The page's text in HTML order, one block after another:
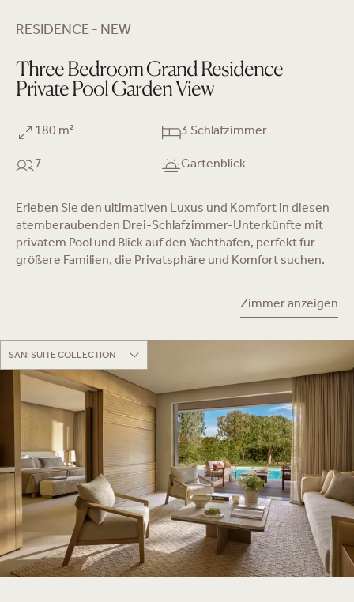
RESIDENCE - NEW
Three Bedroom Grand Residence
Private Pool Garden View
180 m²
7
3 Schlafzimmer
Gartenblick
Erleben Sie den ultimativen Luxus und Komfort in diesen
atemberaubenden Drei-Schlafzimmer-Unterkünfte mit
privatem Pool und Blick auf den Yachthafen, perfekt für
größere Familien, die Privatsphäre und Komfort suchen.
Zimmer anzeigen
SANI SUITE COLLECTION